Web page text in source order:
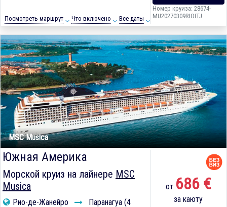
Посмотреть маршрут Что включено Все даты
Номер круиза: 28674-
MU20270309RIOITJ
MSC Musica
Южная Америка
Морской круиз на лайнере MSC
Musica
Рио-де-Жанейро Паранагуа (4
от 686 €
за каюту